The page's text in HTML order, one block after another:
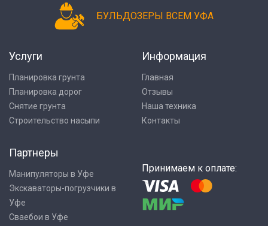
БУЛЬДОЗЕРЫ ВСЕМ УФА
Услуги
Планировка грунта
Планировка дорог
Снятие грунта
Строительство насыпи
Информация
Главная
Отзывы
Наша техника
Контакты
Партнеры
Манипуляторы в Уфе
Экскаваторы-погрузчики в
Уфе
Сваебои в Уфе
Принимаем к оплате: